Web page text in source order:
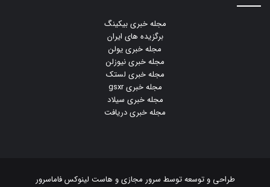
مجله خبری بیکینگ
برگزیده های ایران
مجله خبری یولن
مجله خبری نیوزلن
مجله خبری لستک
مجله خبری gsxr
مجله خبری سیلاد
مجله خبری دریافت
طراحی و توسعه توسط سرور مجازیو هاست لینوکسفاماسرور